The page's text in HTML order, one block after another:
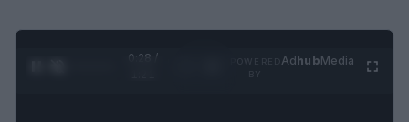
0:29 /
AdhubMedia